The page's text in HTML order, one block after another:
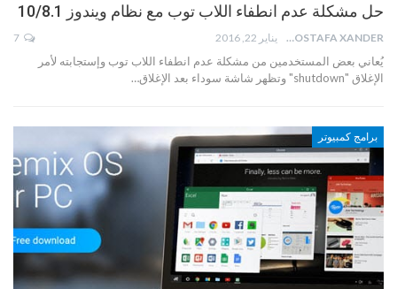
حل مشكلة عدم انطفاء اللاب توب مع نظام ويندوز 10/8.1
MOSTAFA XANDER يناير 22, 2016
يُعاني بعض المستخدمين من مشكلة عدم انطفاء اللاب توب وإستجابته لأمر
الإغلاق "shutdown" وتظهر شاشة سوداء بعد الإغلاق…
برامج كمبيوتر